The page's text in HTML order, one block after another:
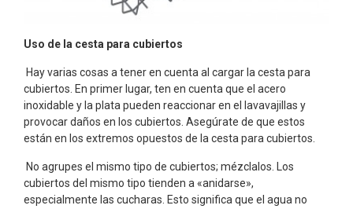
Uso de la cesta para cubiertos
Hay varias cosas a tener en cuenta al cargar la cesta para
cubiertos. En primer lugar, ten en cuenta que el acero
inoxidable y la plata pueden reaccionar en el lavavajillas y
provocar daños en los cubiertos. Asegúrate de que estos
están en los extremos opuestos de la cesta para cubiertos.
No agrupes el mismo tipo de cubiertos; mézclalos. Los
cubiertos del mismo tipo tienden a «anidarse»,
especialmente las cucharas. Esto significa que el agua no